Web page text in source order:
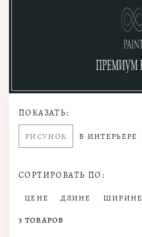
ПОКАЗАТЬ:
РИСУНОК В ИНТЕРЬЕРЕ
СОРТИРОВАТЬ ПО:
ЦЕНЕ ДЛИНЕ ШИРИНЕ
3 ТОВАРОВ